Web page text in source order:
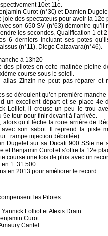
10et 11e.
Curot (n°30) et Damien
joie des spectateurs pour avoir la 12e
son 650 SV (n°63) démontre qu’il
les secondes, Qualification 1 et
6 derniers incluant ses potes
(n°11), Diego Calzavara(n°46).
à 13h20
des pilotes en cette matinée pleine
course sous le soleil.
alias Zinzin ne peut pas réparer et
se déroulent qu’en première
un excellent départ et se place 4e
Lolliot, il creuse un peu le trou
5e tour pour finir devant à l’arrivée.
alors qu’il lèche la roue arrière de
son sabot. Il reprend la piste
: rampe injection déboitée).
Dugelet sur sa Ducati 900 SSie ne
et Benjamin Curot et s’offre la 12e
course une fois de plus avec un
en 1 :31.500.
en 2013 pour améliorer le record.
les Pilotes :
Lolliot et Alexis Drain
Curot
Cantel